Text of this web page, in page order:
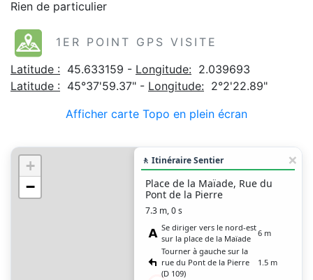
Rien de particulier
1ER POINT GPS VISITE
Latitude : 45.633159 - Longitude: 2.039693
Latitude : 45°37'59.37" - Longitude: 2°2'22.89"
Afficher carte Topo en plein écran
+
−
🚶 Itinéraire Sentier
Place de la Maïade, Rue du
Pont de la Pierre
7.3 m, 0 s
Se diriger vers le nord-est
sur la place de la Maïade
6 m
Tourner à gauche sur la
rue du Pont de la Pierre
(D 109)
1.5 m